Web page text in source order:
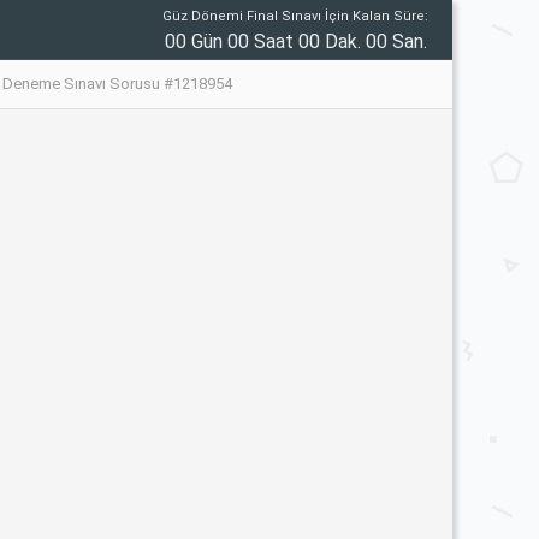
Güz Dönemi Final Sınavı İçin Kalan Süre:
00 Gün 00 Saat 00 Dak. 00 San.
Sınavı Sorusu #1218954